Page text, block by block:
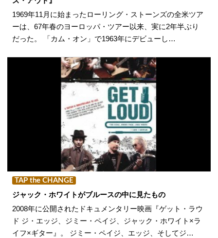
1969年11月に始まったローリング・ストーンズの全米ツア
ーは、67年春のヨーロッパ・ツアー以来、実に2年半ぶり
だった。 「カム・オン」で1963年にデビューし…
TAP the CHANGE
ジャック・ホワイトがブルースの中に見たもの
2008年に公開されたドキュメンタリー映画『ゲット・ラウ
ド ジ・エッジ、ジミー・ペイジ、ジャック・ホワイト×ラ
イフ×ギター』。 ジミー・ペイジ、エッジ、そしてジ…